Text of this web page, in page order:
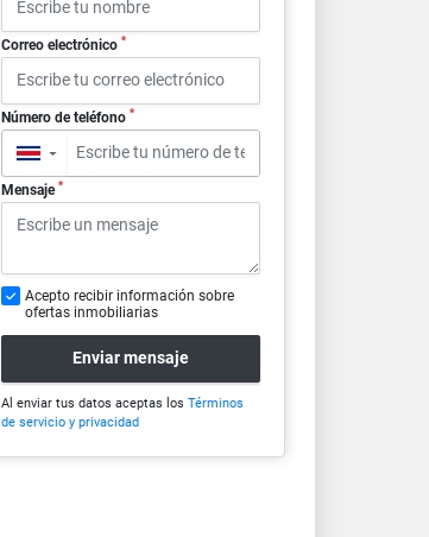
Correo electrónico *
Número de teléfono *
▼
Mensaje *
Acepto recibir información sobre
ofertas inmobiliarias
Enviar mensaje
Al enviar tus datos aceptas los Términos
de servicio y privacidad